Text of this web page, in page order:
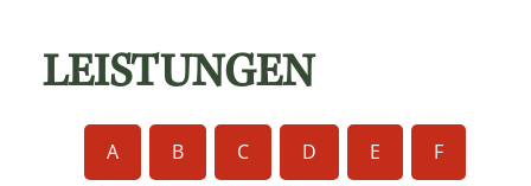
LEISTUNGEN
A B C D E F